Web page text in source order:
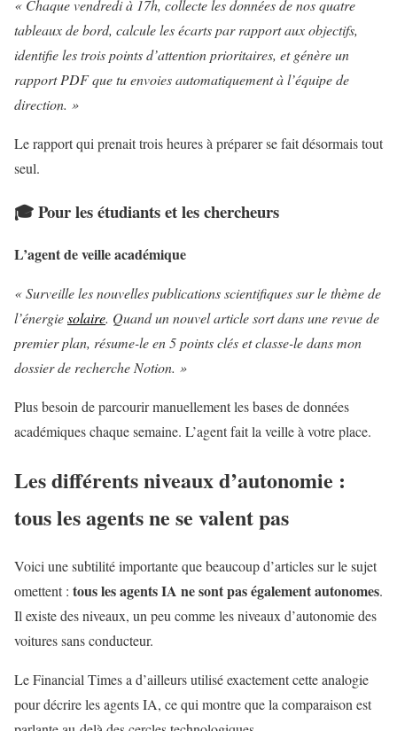
« Chaque vendredi à 17h, collecte les données de nos quatre
tableaux de bord, calcule les écarts par rapport aux objectifs,
identifie les trois points d’attention prioritaires, et génère un
rapport PDF que tu envoies automatiquement à l’équipe de
direction. »
Le rapport qui prenait trois heures à préparer se fait désormais tout
seul.
🎓 Pour les étudiants et les chercheurs
L’agent de veille académique
« Surveille les nouvelles publications scientifiques sur le thème de
l’énergiesolaire. Quand un nouvel article sort dans une revue de
premier plan, résume-le en 5 points clés et classe-le dans mon
dossier de recherche Notion. »
Plus besoin de parcourir manuellement les bases de données
académiques chaque semaine. L’agent fait la veille à votre place.
Les différents niveaux d’autonomie :
tous les agents ne se valent pas
Voici une subtilité importante que beaucoup d’articles sur le sujet
omettent : tous les agents IA ne sont pas également autonomes.
Il existe des niveaux, un peu comme les niveaux d’autonomie des
voitures sans conducteur.
Le Financial Times a d’ailleurs utilisé exactement cette analogie
pour décrire les agents IA, ce qui montre que la comparaison est